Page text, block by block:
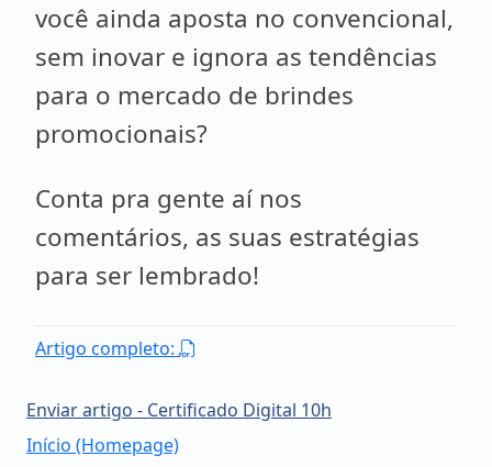
você ainda aposta no convencional,
sem inovar e ignora as tendências
para o mercado de brindes
promocionais?
Conta pra gente aí nos
comentários, as suas estratégias
para ser lembrado!
Artigo completo:
Enviar artigo - Certificado Digital 10h
Início (Homepage)